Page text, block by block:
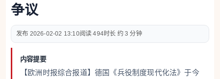
争议
2026-02-02 13:10 494 约 3 分钟
内容提要
【欧洲时报综合报道】德国《兵役制度现代化法》于今